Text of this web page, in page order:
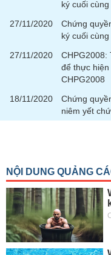
ký cuối
27/11/2020
Chứng
ký cuối
27/11/2020
CHPG2008:
để thực
CHPG2008
18/11/2020
Chứng
niêm yết